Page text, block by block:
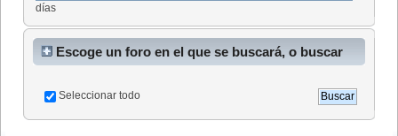
días
Escoge un foro en el que se buscará, o buscar
Seleccionar todo